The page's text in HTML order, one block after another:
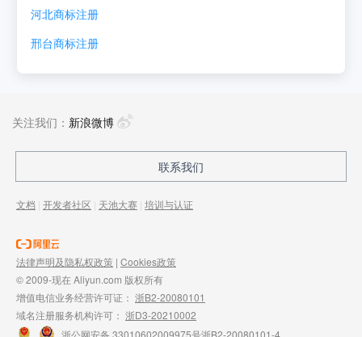
河北商标注册
邢台商标注册